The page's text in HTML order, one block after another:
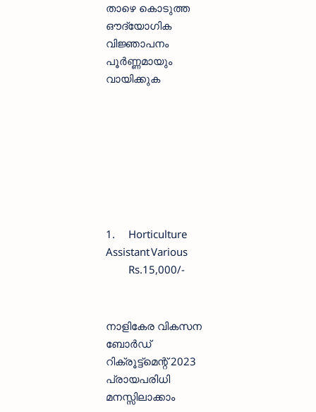
താഴെ കൊടുത്ത
ഔദ്യോഗിക
വിജ്ഞാപനം
പൂര്‍ണ്ണമായും
വായിക്കുക
1.
Horticulture
AssistantVarious
Rs.15,000/-
നാളികേര വികസന
ബോര്‍ഡ്
റിക്രൂട്ട്മെന്റ് 2023
പ്രായപരിധി
മനസ്സിലാക്കാം